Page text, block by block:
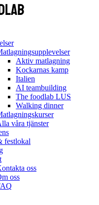
Aktiv matlagning
Kockarnas kamp
Italien
AI teambuilding
The foodlab LUS
Walking dinner
våra tjänster
festlokal
oss
oss